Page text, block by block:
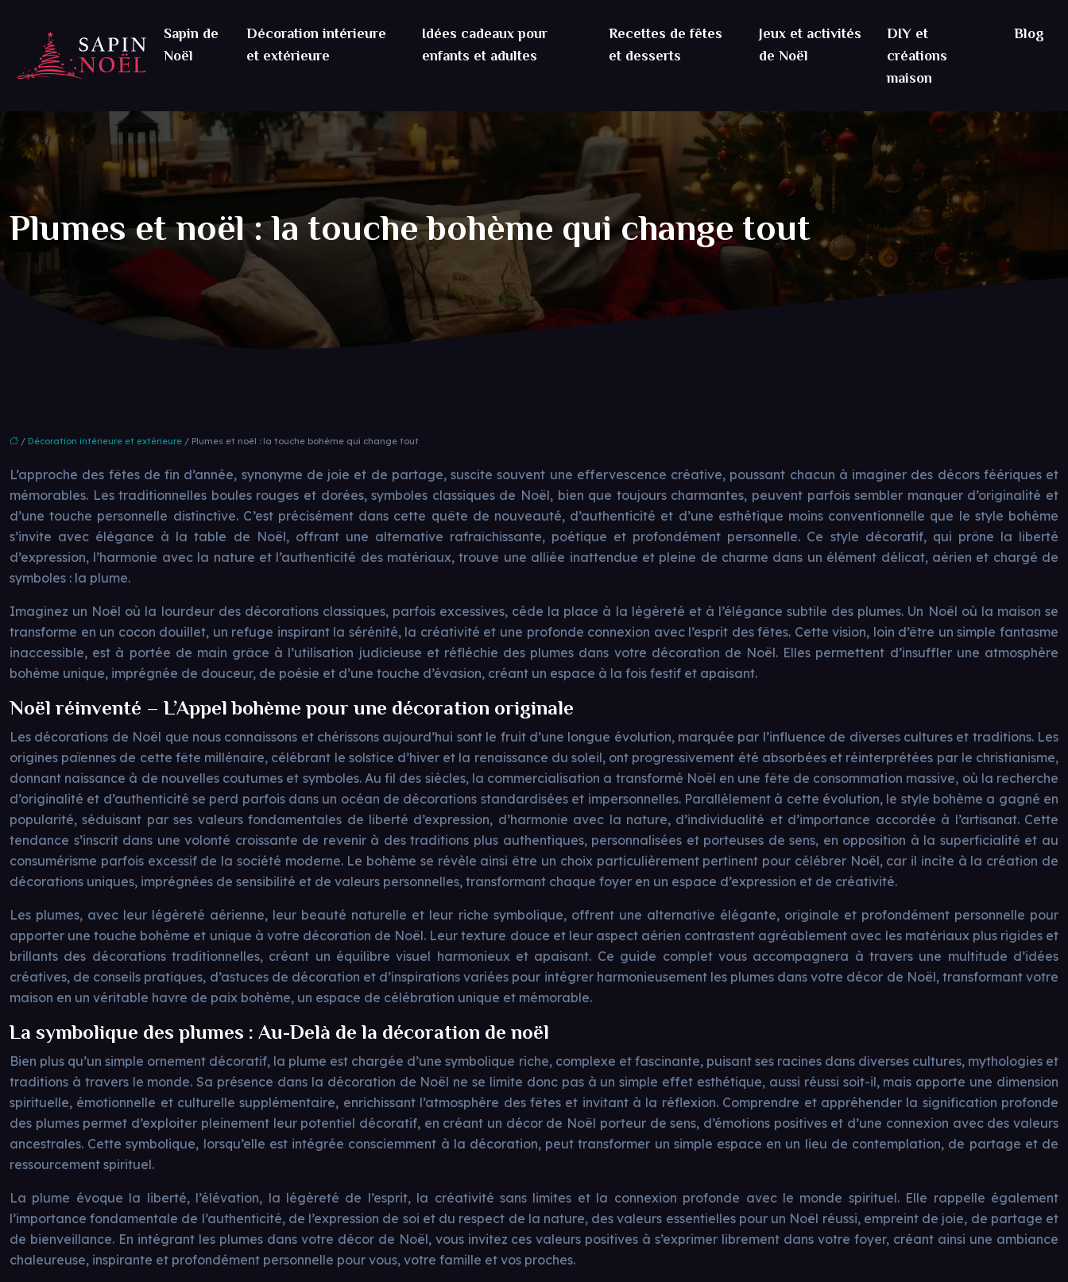
Sapin de
Noël
Décoration intérieure
et extérieure
Idées cadeaux pour
enfants et adultes
Recettes de fêtes
et desserts
Jeux et activités
de Noël
DIY et
créations
maison
Blog
Plumes et noël : la touche bohème qui change tout
/ Décoration intérieure et extérieure / Plumes et noël : la touche bohème qui change tout
L’approche des fêtes de fin d’année, synonyme de joie et de partage, suscite souvent une effervescence créative, poussant chacun à imaginer des décors féériques et
mémorables. Les traditionnelles boules rouges et dorées, symboles classiques de Noël, bien que toujours charmantes, peuvent parfois sembler manquer d’originalité et
d’une touche personnelle distinctive. C’est précisément dans cette quête de nouveauté, d’authenticité et d’une esthétique moins conventionnelle que le style bohème
s’invite avec élégance à la table de Noël, offrant une alternative rafraîchissante, poétique et profondément personnelle. Ce style décoratif, qui prône la liberté
d’expression, l’harmonie avec la nature et l’authenticité des matériaux, trouve une alliée inattendue et pleine de charme dans un élément délicat, aérien et chargé de
symboles : la plume.
Imaginez un Noël où la lourdeur des décorations classiques, parfois excessives, cède la place à la légèreté et à l’élégance subtile des plumes. Un Noël où la maison se
transforme en un cocon douillet, un refuge inspirant la sérénité, la créativité et une profonde connexion avec l’esprit des fêtes. Cette vision, loin d’être un simple fantasme
inaccessible, est à portée de main grâce à l’utilisation judicieuse et réfléchie des plumes dans votre décoration de Noël. Elles permettent d’insuffler une atmosphère
bohème unique, imprégnée de douceur, de poésie et d’une touche d’évasion, créant un espace à la fois festif et apaisant.
Noël réinventé – L’Appel bohème pour une décoration originale
Les décorations de Noël que nous connaissons et chérissons aujourd’hui sont le fruit d’une longue évolution, marquée par l’influence de diverses cultures et traditions. Les
origines païennes de cette fête millénaire, célébrant le solstice d’hiver et la renaissance du soleil, ont progressivement été absorbées et réinterprétées par le christianisme,
donnant naissance à de nouvelles coutumes et symboles. Au fil des siècles, la commercialisation a transformé Noël en une fête de consommation massive, où la recherche
d’originalité et d’authenticité se perd parfois dans un océan de décorations standardisées et impersonnelles. Parallèlement à cette évolution, le style bohème a gagné en
popularité, séduisant par ses valeurs fondamentales de liberté d’expression, d’harmonie avec la nature, d’individualité et d’importance accordée à l’artisanat. Cette
tendance s’inscrit dans une volonté croissante de revenir à des traditions plus authentiques, personnalisées et porteuses de sens, en opposition à la superficialité et au
consumérisme parfois excessif de la société moderne. Le bohème se révèle ainsi être un choix particulièrement pertinent pour célébrer Noël, car il incite à la création de
décorations uniques, imprégnées de sensibilité et de valeurs personnelles, transformant chaque foyer en un espace d’expression et de créativité.
Les plumes, avec leur légèreté aérienne, leur beauté naturelle et leur riche symbolique, offrent une alternative élégante, originale et profondément personnelle pour
apporter une touche bohème et unique à votre décoration de Noël. Leur texture douce et leur aspect aérien contrastent agréablement avec les matériaux plus rigides et
brillants des décorations traditionnelles, créant un équilibre visuel harmonieux et apaisant. Ce guide complet vous accompagnera à travers une multitude d’idées
créatives, de conseils pratiques, d’astuces de décoration et d’inspirations variées pour intégrer harmonieusement les plumes dans votre décor de Noël, transformant votre
maison en un véritable havre de paix bohème, un espace de célébration unique et mémorable.
La symbolique des plumes : Au-Delà de la décoration de noël
Bien plus qu’un simple ornement décoratif, la plume est chargée d’une symbolique riche, complexe et fascinante, puisant ses racines dans diverses cultures, mythologies et
traditions à travers le monde. Sa présence dans la décoration de Noël ne se limite donc pas à un simple effet esthétique, aussi réussi soit-il, mais apporte une dimension
spirituelle, émotionnelle et culturelle supplémentaire, enrichissant l’atmosphère des fêtes et invitant à la réflexion. Comprendre et appréhender la signification profonde
des plumes permet d’exploiter pleinement leur potentiel décoratif, en créant un décor de Noël porteur de sens, d’émotions positives et d’une connexion avec des valeurs
ancestrales. Cette symbolique, lorsqu’elle est intégrée consciemment à la décoration, peut transformer un simple espace en un lieu de contemplation, de partage et de
ressourcement spirituel.
La plume évoque la liberté, l’élévation, la légèreté de l’esprit, la créativité sans limites et la connexion profonde avec le monde spirituel. Elle rappelle également
l’importance fondamentale de l’authenticité, de l’expression de soi et du respect de la nature, des valeurs essentielles pour un Noël réussi, empreint de joie, de partage et
de bienveillance. En intégrant les plumes dans votre décor de Noël, vous invitez ces valeurs positives à s’exprimer librement dans votre foyer, créant ainsi une ambiance
chaleureuse, inspirante et profondément personnelle pour vous, votre famille et vos proches.